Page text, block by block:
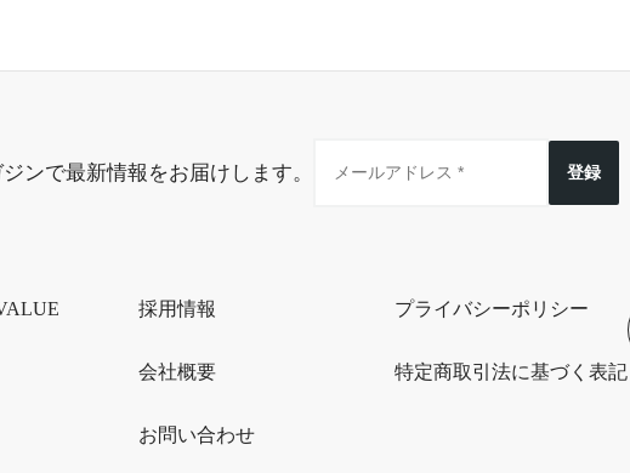
ンで最新情報をお届けします。 登録
採用情報
会社概要
お問い合わせ
プライバシーポリシー
特定商取引法に基づく表記